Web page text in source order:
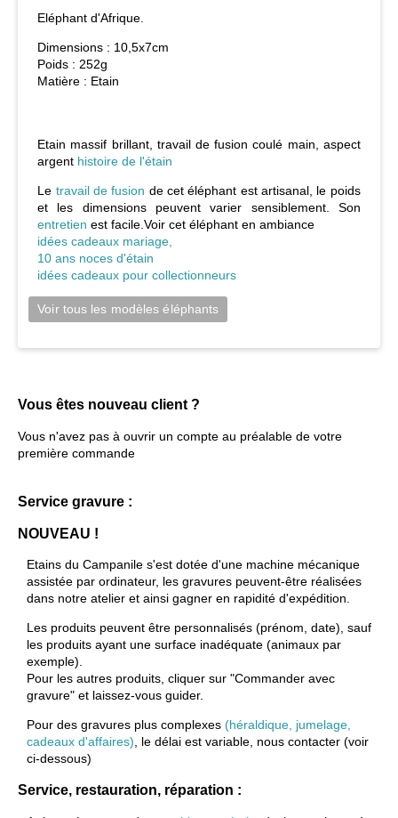
Eléphant d'Afrique.
Dimensions : 10,5x7cm
Poids : 252g
Matière : Etain
Etain massif brillant, travail de fusion coulé main, aspect
argent histoire de l'étain
Le travail de fusion de cet éléphant est artisanal, le poids
et les dimensions peuvent varier sensiblement. Son
entretien est facile.Voir cet éléphant en ambiance
idées cadeaux mariage,
10 ans noces d'étain
idées cadeaux pour collectionneurs
Voir tous les modèles éléphants
Vous êtes nouveau client ?
Vous n'avez pas à ouvrir un compte au préalable de votre
première commande
Service gravure :
NOUVEAU !
Etains du Campanile s'est dotée d'une machine mécanique
assistée par ordinateur, les gravures peuvent-être réalisées
dans notre atelier et ainsi gagner en rapidité d'expédition.
Les produits peuvent être personnalisés (prénom, date), sauf
les produits ayant une surface inadéquate (animaux par
exemple).
Pour les autres produits, cliquer sur "Commander avec
gravure" et laissez-vous guider.
Pour des gravures plus complexes (héraldique, jumelage,
cadeaux d'affaires) , le délai est variable, nous contacter (voir
ci-dessous)
Service, restauration, réparation :